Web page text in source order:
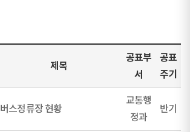
제목
공표부
서
공표
주기
버스정류장 현황
교통행
정과
반기